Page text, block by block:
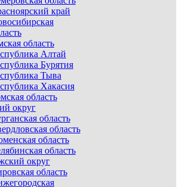
край
область
Алтай
Бурятия
Тыва
Хакасия
область
округ
область
область
область
область
округ
область